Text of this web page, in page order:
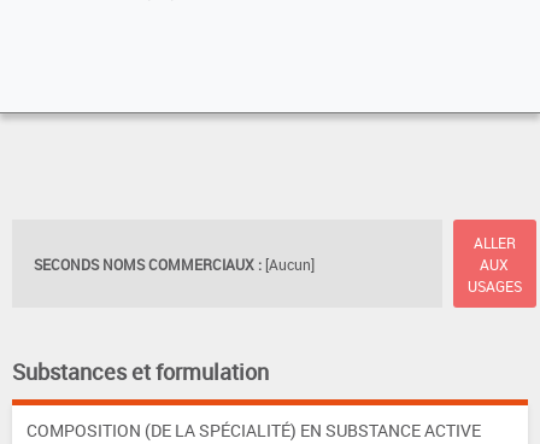
SECONDS NOMS COMMERCIAUX : [Aucun]
ALLER
AUX
USAGES
Substances et formulation
COMPOSITION (DE LA SPÉCIALITÉ) EN SUBSTANCE ACTIVE